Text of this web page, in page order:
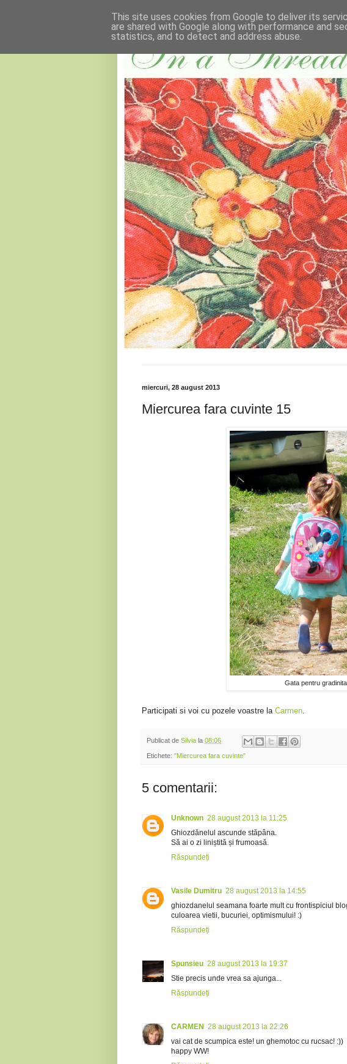
miercuri, 28 august 2013
Miercurea fara cuvinte 15
Gata pentru gradinita
Participati si voi cu pozele voastre la Carmen.
Publicat de Silvia la 08:06
Etichete: "Miercurea fara cuvinte"
5 comentarii:
Unknown 28 august 2013 la 11:25
Ghiozdănelul ascunde stăpâna.
Să ai o zi liniștită și frumoasă.
Răspundeți
Vasile Dumitru 28 august 2013 la 14:55
ghiozdanelul seamana foarte mult cu frontispiciul
culoarea vietii, bucuriei, optimismului! :)
Răspundeți
Spunsieu 28 august 2013 la 19:37
Stie precis unde vrea sa ajunga...
Răspundeți
CARMEN 28 august 2013 la 22:26
vai cat de scumpica este! un ghemotoc cu rucsac! :))
happy WW!
This site uses cookies from Google to deliver its
are shared with Google along with performance and
statistics, and to detect and address abuse.